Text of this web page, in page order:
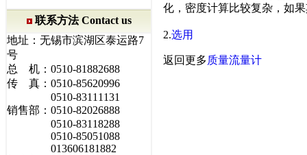
联系方法 Contact us
地址：无锡市滨湖区泰运路7
号
总 机：0510-81882688
传 真：0510-85620996
0510-83111131
销售部：0510-82026888
0510-83118288
0510-85051088
013606181882
化，密度计算比较复杂，如
2.选用
返回更多质量流量计